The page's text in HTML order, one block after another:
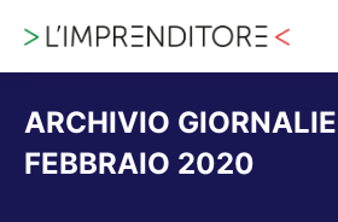
ARCHIVIO
FEBBRAIO 2020